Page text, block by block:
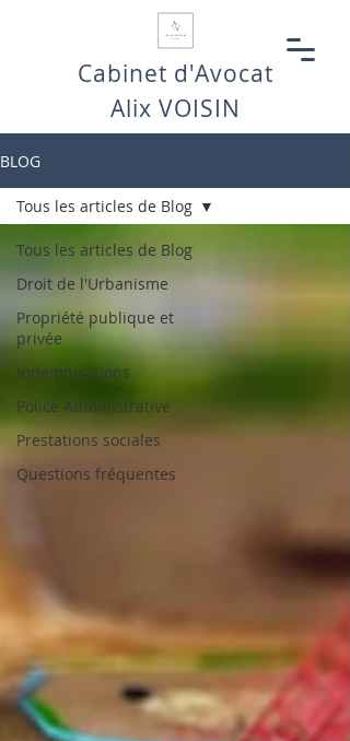
Cabinet d'Avocat
Alix VOISIN
BLOG
Tous les articles de Blog
Droit de l'Urbanisme
Propriété publique et
privée
Indemnisations
Police Administrative
Prestations sociales
Questions fréquentes
Tous les articles de Blog